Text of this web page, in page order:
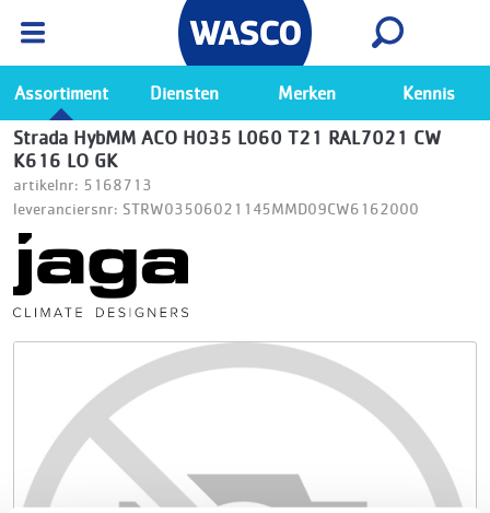
Ga naar de Wasco app
Bekijk
Assortiment Diensten Merken Kennis
Strada HybMM ACO H035 L060 T21 RAL7021 CW
K616 LO GK
artikelnr: 5168713
leveranciersnr: STRW03506021145MMD09CW6162000